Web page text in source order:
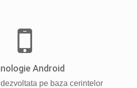
Android
pe baza cerintelor